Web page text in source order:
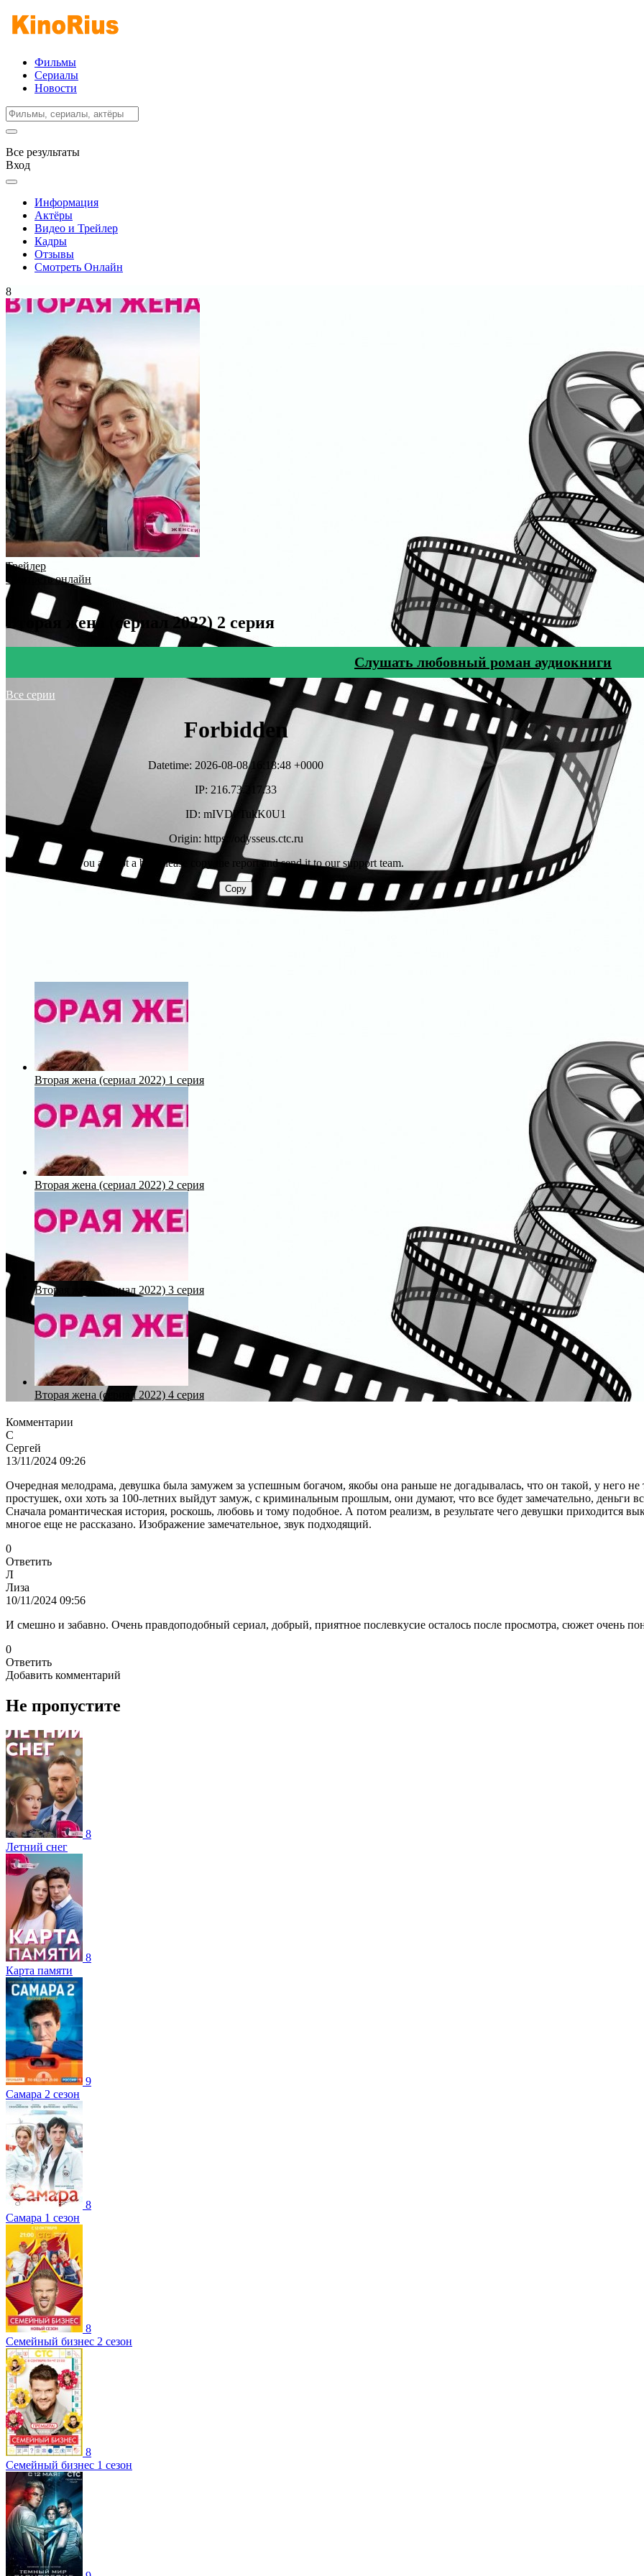
Фильмы
Сериалы
Новости
Все результаты
Вход
Информация
Актёры
Видео и Трейлер
Кадры
Отзывы
Смотреть Онлайн
8
Трейлер
Смотреть онлайн
Вторая жена (сериал 2022) 2 серия
Cлушать любовный роман аудиокниги
Все серии
Вторая жена (сериал 2022) 1 серия
Вторая жена (сериал 2022) 2 серия
Вторая жена (сериал 2022) 3 серия
Вторая жена (сериал 2022) 4 серия
Комментарии
С
Сергей
13/11/2024 09:26
Очередная мелодрама, девушка была замужем за успешным богачом, якобы она раньше не догадывалась, что он такой, у него
простушек, охи хоть за 100-летних выйдут замуж, с криминальным прошлым, они думают, что все будет замечательно, деньги
Сначала романтическая история, роскошь, любовь и тому подобное. А потом реализм, в результате чего девушки приходится
многое еще не рассказано. Изображение замечательное, звук подходящий.
0
Ответить
Л
Лиза
10/11/2024 09:56
И смешно и забавно. Очень правдоподобный сериал, добрый, приятное послевкусие осталось после просмотра, сюжет очень
0
Ответить
Добавить комментарий
Не пропустите
8
Летний снег
8
Карта памяти
9
Самара 2 сезон
8
Самара 1 сезон
8
Семейный бизнес 2 сезон
8
Семейный бизнес 1 сезон